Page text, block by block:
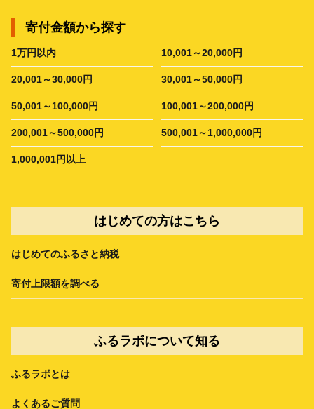
寄付金額から探す
1万円以内 10,001～20,000円
20,001～30,000円 30,001～50,000円
50,001～100,000円 100,001～200,000円
200,001～500,000円 500,001～1,000,000円
1,000,001円以上
はじめての方はこちら
はじめてのふるさと納税
寄付上限額を調べる
ふるラボについて知る
ふるラボとは
よくあるご質問